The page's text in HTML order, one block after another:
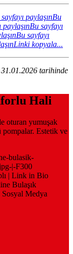
paylaşınBu
paylaşınBu sayfayı
Bu sayfayı
Linki kopyala...
tarihinde
Hali
oturan yumuşak
pompalar. Estetik ve
bulasik-
|-F300
| Link in Bio
Bulaşık
Medya